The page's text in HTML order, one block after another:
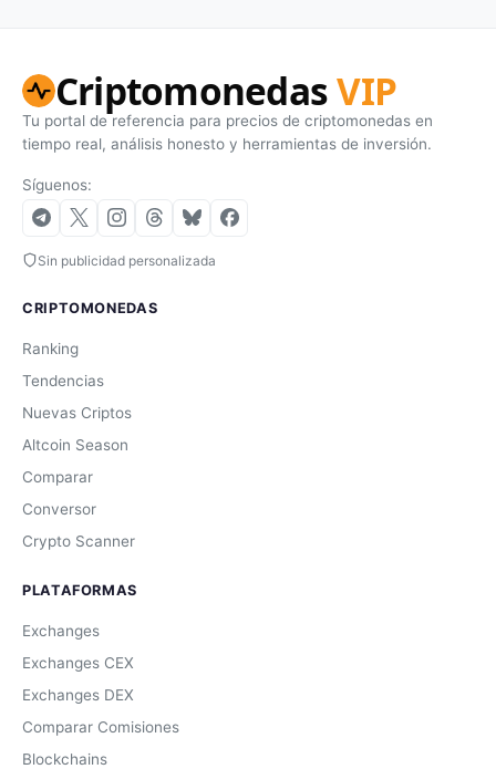
CriptomonedasVIP
Tu portal de referencia para precios de criptomonedas en
tiempo real, análisis honesto y herramientas de inversión.
Síguenos:
Sin publicidad personalizada
CRIPTOMONEDAS
Ranking
Tendencias
Nuevas Criptos
Altcoin Season
Comparar
Conversor
Crypto Scanner
PLATAFORMAS
Exchanges
Exchanges CEX
Exchanges DEX
Comparar Comisiones
Blockchains